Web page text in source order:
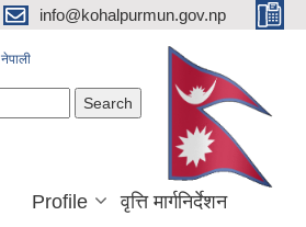
info@kohalpurmun.gov.np
नेपाली
Profile वृत्ति मार्गनिर्देशन